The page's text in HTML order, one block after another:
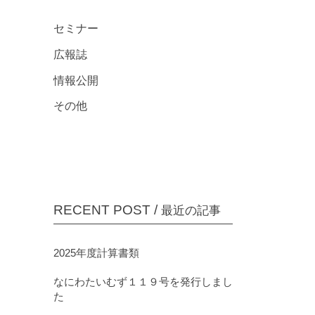
セミナー
広報誌
情報公開
その他
RECENT POST / 最近の記事
2025年度計算書類
なにわたいむず１１９号を発行しまし
た